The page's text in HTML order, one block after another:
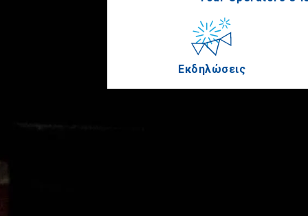
Εκδηλώσεις